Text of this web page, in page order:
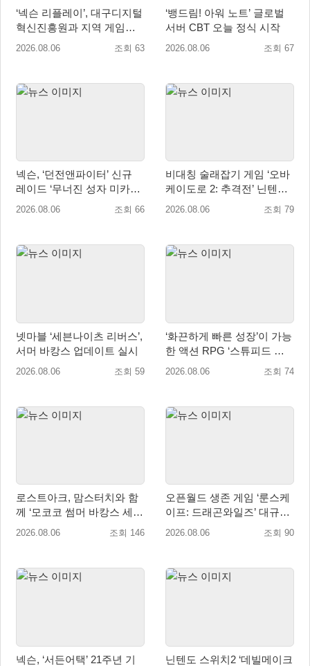
‘넥슨 리플레이’, 대구디지털
혁신진흥원과 지역 게임산
업 육성 위한 업무협약 체결
2026.08.06 조회 63
‘뱅드림! 아워 노트’ 글로벌
서버 CBT 오늘 정식 시작
2026.08.06 조회 67
넥슨, ‘던전앤파이터’ 신규
레이드 ‘무너진 성자 미카엘
라’ 업데이트!
2026.08.06 조회 66
비대칭 술래잡기 게임 ‘오바
케이도로 2: 추격전’ 닌텐도
eShop 출시
2026.08.06 조회 79
넷마블 ‘세븐나이츠 리버스’,
서머 바캉스 업데이트 실시
2026.08.06 조회 59
‘화끈하게 빠른 성장’이 가능
한 액션 RPG ‘스튜피드 네
버 다이즈’ 패키지판 예약판
2026.08.06 조회 74
로스트아크, 맘스터치와 함
께 ‘모코코 썸머 바캉스 세
트’ 출시
2026.08.06 조회 146
오픈월드 생존 게임 ‘룬스케
이프: 드래곤와일즈’ 대규모
유저 편의성 개선 및 사이드
2026.08.06 조회 90
넥슨, ‘서든어택’ 21주년 기
닌텐도 스위치2 ‘데빌메이크